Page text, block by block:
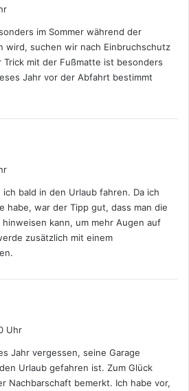
im Sommer während der
wird, suchen wir nach Einbruchschutz
mit der Fußmatte ist besonders
Jahr vor der Abfahrt bestimmt
bald in den Urlaub fahren. Da ich
habe, war der Tipp gut, dass man die
kann, um mehr Augen auf
zusätzlich mit einem
Uhr
Jahr vergessen, seine Garage
Urlaub gefahren ist. Zum Glück
Nachbarschaft bemerkt. Ich habe vor,